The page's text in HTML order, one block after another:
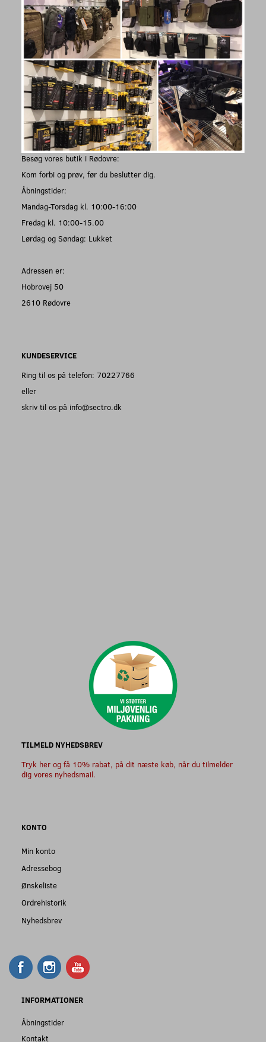
Besøg vores butik i Rødovre:
Kom forbi og prøv, før du beslutter dig.
Åbningstider:
Mandag-Torsdag kl. 10:00-16:00
Fredag kl. 10:00-15.00
Lørdag og Søndag: Lukket
Adressen er:
Hobrovej 50
2610 Rødovre
KUNDESERVICE
Ring til os på telefon: 70227766
eller
skriv til os på info@sectro.dk
TILMELD NYHEDSBREV
Tryk her og få 10% rabat, på dit næste køb, når du tilmelder
dig vores nyhedsmail.
KONTO
Min konto
Adressebog
Ønskeliste
Ordrehistorik
Nyhedsbrev
INFORMATIONER
Åbningstider
Kontakt